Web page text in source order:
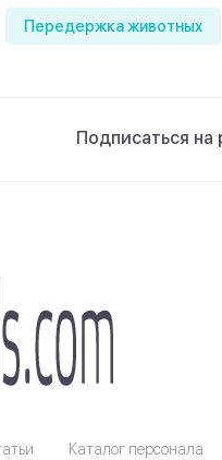
Передержка животных
Подписаться на
Каталог персонала